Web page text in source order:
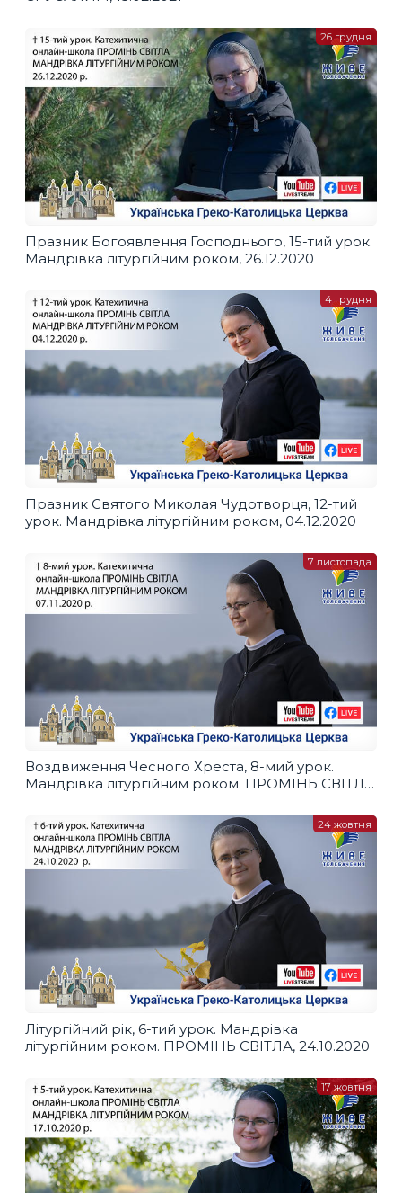
Празник Богоявлення Господнього, 15-тий урок.
Мандрівка літургійним роком, 26.12.2020
26 грудня
Празник Святого Миколая Чудотворця, 12-тий
урок. Мандрівка літургійним роком, 04.12.2020
4 грудня
Воздвиження Чесного Хреста, 8-мий урок.
Мандрівка літургійним роком. ПРОМІНЬ СВІТЛА,
7 листопада
Літургійний рік, 6-тий урок. Мандрівка
літургійним роком. ПРОМІНЬ СВІТЛА, 24.10.2020
24 жовтня
17 жовтня